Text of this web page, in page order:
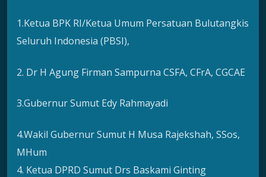
1.Ketua BPK RI/Ketua Umum Persatuan Bulutangkis
Seluruh Indonesia (PBSI),
2. Dr H Agung Firman Sampurna CSFA, CFrA, CGCAE
3.Gubernur Sumut Edy Rahmayadi
4.Wakil Gubernur Sumut H Musa Rajekshah, SSos,
MHum
4. Ketua DPRD Sumut Drs Baskami Ginting